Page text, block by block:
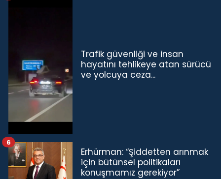
Trafik güvenliği ve insan
hayatını tehlikeye atan sürücü
ve yolcuya ceza...
Erhürman: “Şiddetten arınmak
için bütünsel politikaları
konuşmamız gerekiyor”
6